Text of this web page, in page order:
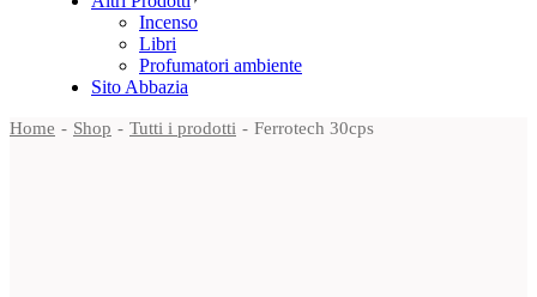
Incenso
Libri
Profumatori ambiente
Sito Abbazia
Home Shop Tutti i prodotti Ferrotech 30cps